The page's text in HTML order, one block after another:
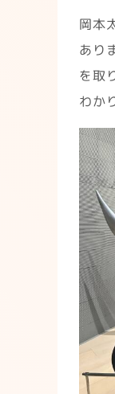
岡本
あり
を取
わか